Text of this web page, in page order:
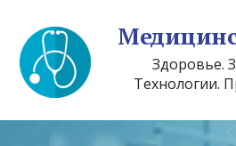
Здоровье.
Технологии.